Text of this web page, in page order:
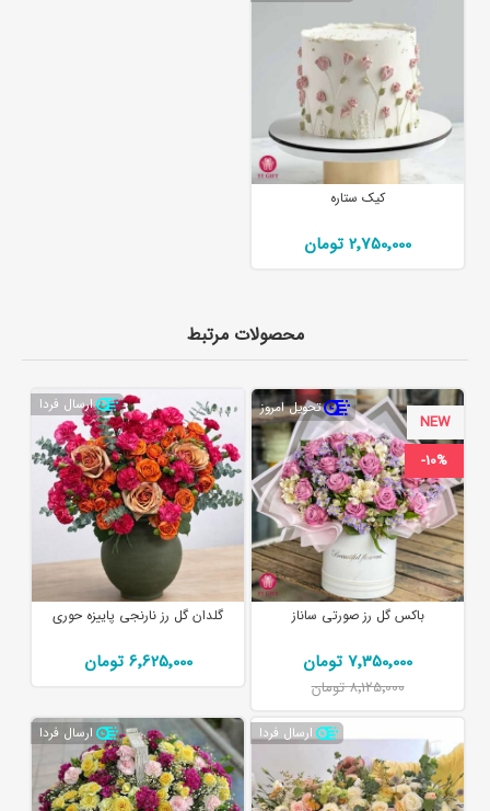
کیک ستاره
2٬750٬000 تومان
محصولات مرتبط
تحویل امروز
-10%
NEW
باکس گل رز صورتی ساناز
7٬350٬000 تومان
8٬125٬000 تومان
ارسال فردا
گلدان گل رز نارنجی پاییزه حوری
6٬625٬000 تومان
ارسال فردا ارسال فردا